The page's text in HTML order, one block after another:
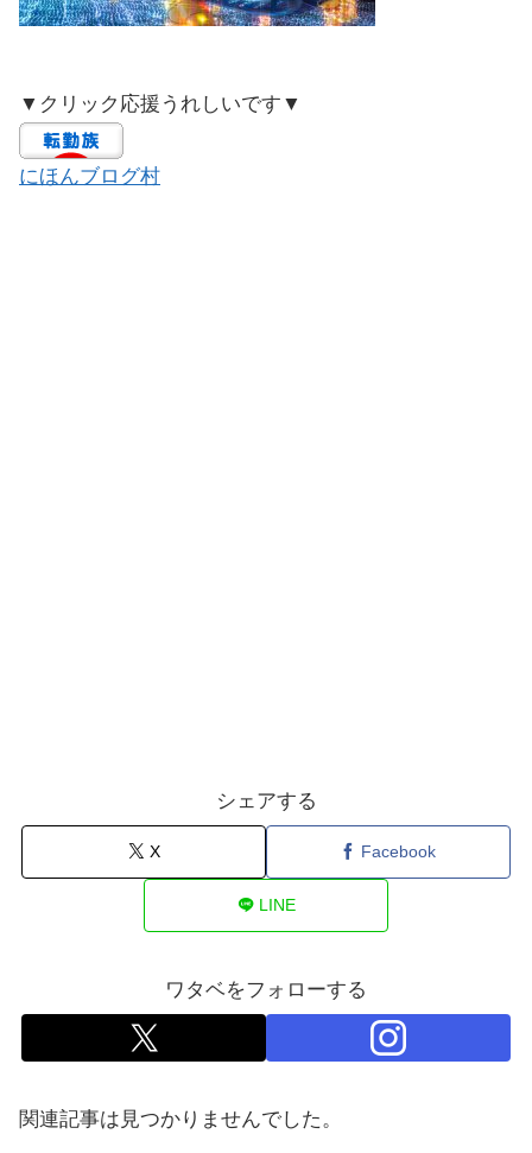
▼クリック応援うれしいです▼
にほんブログ村
シェアする
X Facebook
LINE
ワタベをフォローする
関連記事は見つかりませんでした。